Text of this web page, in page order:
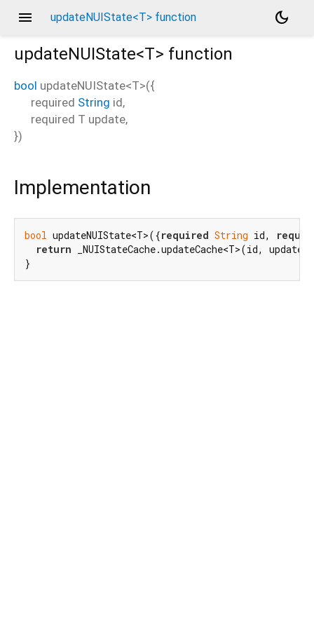
menu updateNUIState<T> function
dark_mode
updateNUIState<T> function
bool updateNUIState<T>({
required String id,
required T update,
})
Implementation
bool updateNUIState<T>({required String id,
return _NUIStateCache.updateCache<T>(id,
}